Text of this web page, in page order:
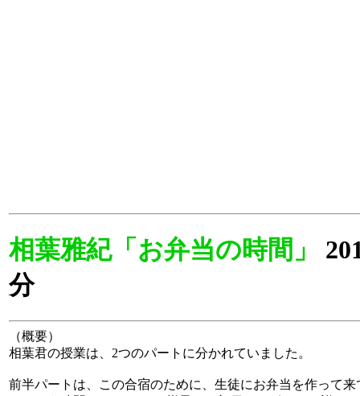
相葉雅紀「お弁当の時間」
分
（概要）
相葉君の授業は、2つのパートに分かれていました。
前半パートは、この合宿のために、生徒にお弁当を作って